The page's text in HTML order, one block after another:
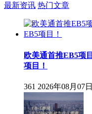
最新资讯 热门文章
欧美通首推EB5项
项目！
361 2026年08月07日